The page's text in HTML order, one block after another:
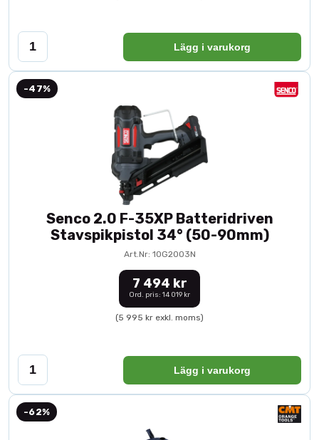
Lägg i varukorg
-47%
Senco 2.0 F-35XP Batteridriven
Stavspikpistol 34° (50-90mm)
Art.Nr: 10G2003N
7 494 kr
Ord. pris: 14 019 kr
(5 995 kr exkl. moms)
Lägg i varukorg
-62%